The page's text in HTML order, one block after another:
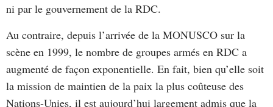
ni par le gouvernement de la RDC.
Au contraire, depuis l’arrivée de la MONUSCO sur la
scène en 1999, le nombre de groupes armés en RDC a
augmenté de façon exponentielle. En fait, bien qu’elle soit
la mission de maintien de la paix la plus coûteuse des
Nations-Unies, il est aujourd’hui largement admis que la